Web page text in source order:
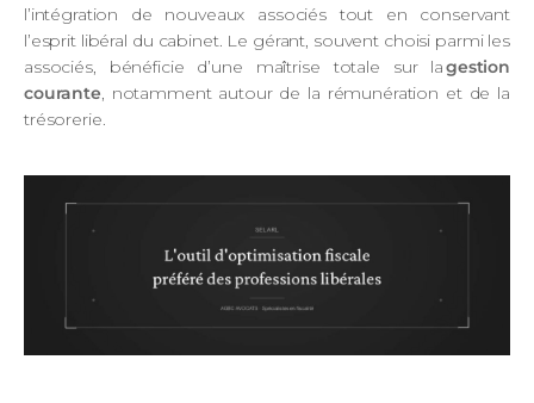
l’intégration de nouveaux associés tout en conservant
l’esprit libéral du cabinet. Le gérant, souvent choisi parmi les
associés, bénéficie d’une maîtrise totale sur lagestion
courante, notamment autour de la rémunération et de la
trésorerie.